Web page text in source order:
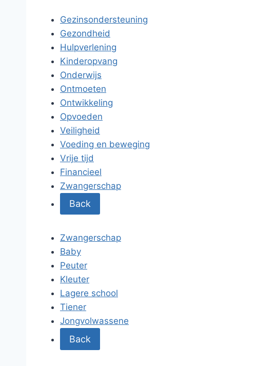
Gezinsondersteuning
Gezondheid
Hulpverlening
Kinderopvang
Onderwijs
Ontmoeten
Ontwikkeling
Opvoeden
Veiligheid
Voeding en beweging
Vrije tijd
Financieel
Zwangerschap
Back
Zwangerschap
Baby
Peuter
Kleuter
Lagere school
Tiener
Jongvolwassene
Back